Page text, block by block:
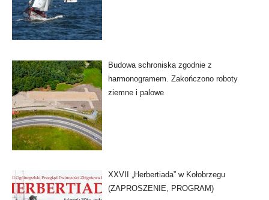
Budowa schroniska zgodnie z
harmonogramem. Zakończono roboty
ziemne i palowe
XXVII „Herbertiada” w Kołobrzegu
(ZAPROSZENIE, PROGRAM)